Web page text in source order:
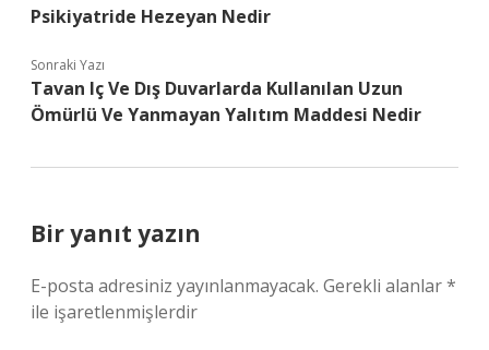
Psikiyatride Hezeyan Nedir
Sonraki Yazı
Tavan Iç Ve Dış Duvarlarda Kullanılan Uzun
Ömürlü Ve Yanmayan Yalıtım Maddesi Nedir
Bir yanıt yazın
E-posta adresiniz yayınlanmayacak. Gerekli alanlar*
ile işaretlenmişlerdir